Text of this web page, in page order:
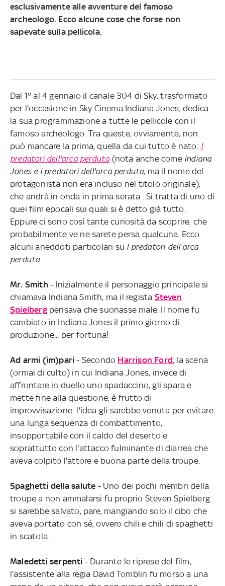
esclusivamente alle avventure del famoso
archeologo. Ecco alcune cose che forse non
sapevate sulla pellicola.
Dal 1° al 4 gennaio il canale 304 di Sky, trasformato
per l'occasione in Sky Cinema Indiana Jones, dedica
la sua programmazione a tutte le pellicole con il
famoso archeologo. Tra queste, ovviamente, non
può mancare la prima, quella da cui tutto è nato: I
predatori dell'arca perduta(nota anche come Indiana
Jones e i predatori dell'arca perduta, ma il nome del
protagonista non era incluso nel titolo originale),
che andrà in onda in prima serata . Si tratta di uno di
quei film epocali sui quali si è detto già tutto.
Eppure ci sono così tante curiosità da scoprire, che
probabilmente ve ne sarete persa qualcuna. Ecco
alcuni aneddoti particolari su I predatori dell'arca
perduta.
Mr. Smith - Inizialmente il personaggio principale si
chiamava Indiana Smith, ma il regista Steven
Spielbergpensava che suonasse male. Il nome fu
cambiato in Indiana Jones il primo giorno di
produzione... per fortuna!
Ad armi (im)pari- Secondo Harrison Ford, la scena
(ormai di culto) in cui Indiana Jones, invece di
affrontare in duello uno spadaccino, gli spara e
mette fine alla questione, è frutto di
improvvisazione: l'idea gli sarebbe venuta per evitare
una lunga sequenza di combattimento,
insopportabile con il caldo del deserto e
soprattutto con l'attacco fulminante di diarrea che
aveva colpito l'attore e buona parte della troupe.
Spaghetti della salute - Uno dei pochi membri della
troupe a non ammalarsi fu proprio Steven Spielberg:
si sarebbe salvato, pare, mangiando solo il cibo che
aveva portato con sé, ovvero chili e chili di spaghetti
in scatola.
Maledetti serpenti - Durante le riprese del film,
l'assistente alla regia David Tomblin fu morso a una